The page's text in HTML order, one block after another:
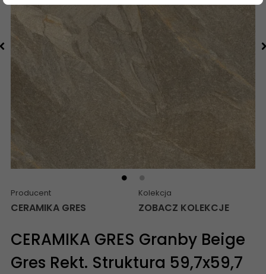
Producent
CERAMIKA GRES
Kolekcja
ZOBACZ KOLEKCJE
CERAMIKA GRES Granby Beige
Gres Rekt. Struktura 59,7x59,7